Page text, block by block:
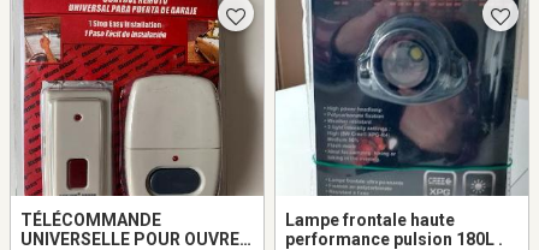
TÉLÉCOMMANDE
UNIVERSELLE POUR OUVRE-
Lampe frontale haute
performance pulsion 180L .